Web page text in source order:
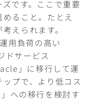
です。ここで重要
ること。たとえ
えられます。
用負荷の高い
ドサービス
」に移行して運
プで、より低コス
への移行を検討す